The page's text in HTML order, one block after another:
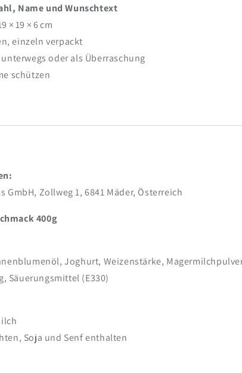
Name und Wunschtext
× 19 × 6 cm
einzeln verpackt
oder als Überraschung
schützen
GmbH, Zollweg 1, 6841 Mäder, Österreich
400g
Joghurt, Weizenstärke,
Säuerungsmittel (E330)
Soja und Senf enthalten